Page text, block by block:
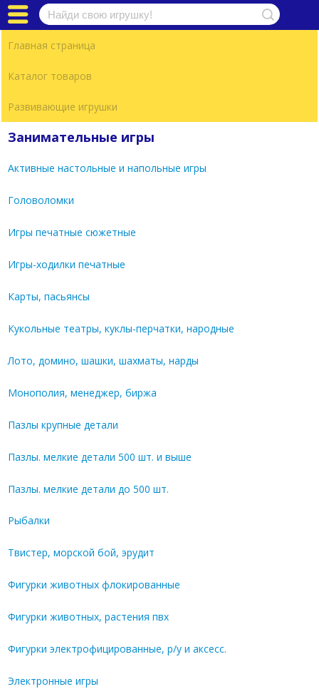
Главная страница
Каталог товаров
Развивающие игрушки
Занимательные игры
Активные настольные и напольные игры
Головоломки
Игры печатные сюжетные
Игры-ходилки печатные
Карты, пасьянсы
Кукольные театры, куклы-перчатки, народные
Лото, домино, шашки, шахматы, нарды
Монополия, менеджер, биржа
Пазлы крупные детали
Пазлы. мелкие детали 500 шт. и выше
Пазлы. мелкие детали до 500 шт.
Рыбалки
Твистер, морской бой, эрудит
Фигурки животных флокированные
Фигурки животных, растения пвх
Фигурки электрофицированные, р/у и аксесс.
Электронные игры
Каталог товаров
Вход / Регистрация
О компании
Контакты
Партнеры
Помощь
Формируемый заказ
Перейти в корзину
к заказу.